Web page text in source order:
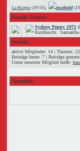
La Korpu (19:55), justbold
Heutige Termine
Sydney Penny 1971
Kurzbeschr.:
Statistik
aktive Mitglieder: 14 | Themen:
Beiträge heute: 7 | Beiträge
Unser neuestes Mitglied heißt:
Anmelden